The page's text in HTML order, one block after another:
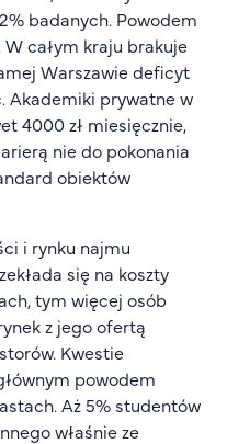
badanych. Powodem
całym kraju brakuje
Warszawie deficyt
Akademiki prywatne w
4000 zł miesięcznie,
nie do pokonania
obiektów
i rynku najmu
się na koszty
tym więcej osób
z jego ofertą
Kwestie
powodem
Aż 5% studentów
właśnie ze